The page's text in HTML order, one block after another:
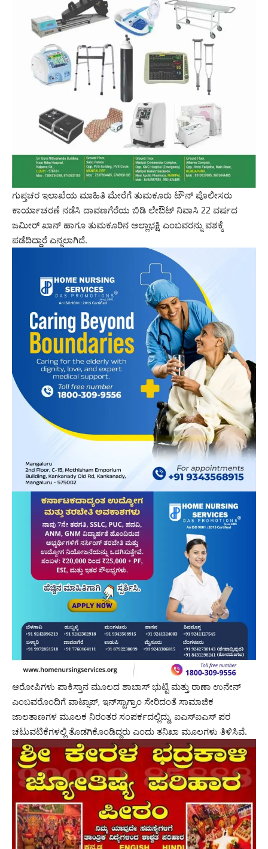
ಗುಪ್ತಚರ ಇಲಾಖೆಯ ಮಾಹಿತಿ ಮೇರೆಗೆ ತುಮಕೂರು ಟೌನ್ ಪೊಲೀಸರು
ಕಾರ್ಯಾಚರಣೆ ನಡೆಸಿ ದಾವಣಗೆರೆಯ ಬಿಡಿ ಲೇಔಟ್ ನಿವಾಸಿ 22 ವರ್ಷದ
ಜಮೀರ್ ಖಾನ್ ಹಾಗೂ ತುಮಕೂರಿನ ಅಲ್ಲಾಭಕ್ಷಿ ಎಂಬವರನ್ನು ವಶಕ್ಕೆ
ಪಡೆದಿದ್ದಾರೆ ಎನ್ನಲಾಗಿದೆ.
ಆರೋಪಿಗಳು ಪಾಕಿಸ್ತಾನ ಮೂಲದ ಶಾಬಾಸ್ ಭುಟ್ಟಿ ಮತ್ತು ರಾಣಾ ಉನೇನ್
ಎಂಬವರೊಂದಿಗೆ ವಾಟ್ಸಾಪ್, ಇನ್‌ಸ್ಟಾಗ್ರಾಂ ಸೇರಿದಂತೆ ಸಾಮಾಜಿಕ
ಜಾಲತಾಣಗಳ ಮೂಲಕ ನಿರಂತರ ಸಂಪರ್ಕದಲ್ಲಿದ್ದು, ಐಎಸ್‌ಐಎಸ್ ಪರ
ಚಟುವಟಿಕೆಗಳಲ್ಲಿ ತೊಡಗಿಕೊಂಡಿದ್ದರು ಎಂದು ತನಿಖಾ ಮೂಲಗಳು ತಿಳಿಸಿವೆ.